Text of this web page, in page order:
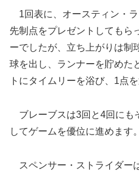
1回表に、オースティン・
先制点をプレゼントしてもら
ーでしたが、立ち上がりは制
球を出し、ランナーを貯めた
トにタイムリーを浴び、1点を
ブレーブスは3回と4回にも
してゲームを優位に進めます。
スペンサー・ストライダー